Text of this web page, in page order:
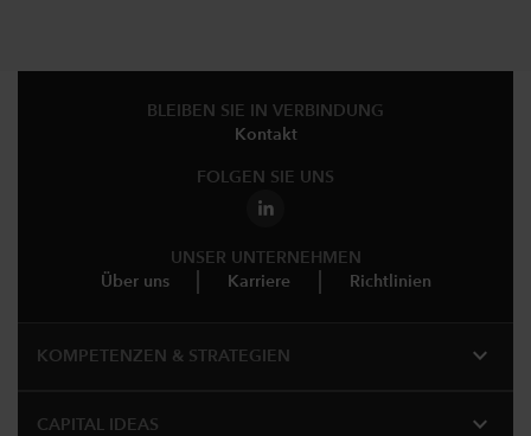
BLEIBEN SIE IN VERBINDUNG
Kontakt
FOLGEN SIE UNS
UNSER UNTERNEHMEN
Über uns
Karriere Richtlinien
KOMPETENZEN & STRATEGIEN expand_more
CAPITAL IDEAS expand_more